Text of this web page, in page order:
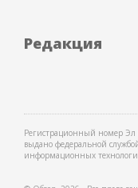
Редакция
Регистрационный номер Эл
выдано федеральной
информационных